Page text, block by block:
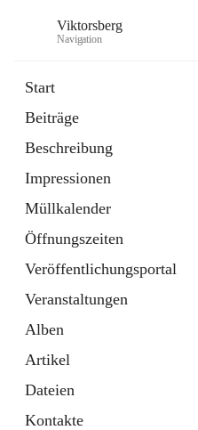
Viktorsberg
Navigation
Start
Beiträge
Beschreibung
Impressionen
Müllkalender
Öffnungszeiten
Veröffentlichungsportal
Veranstaltungen
Alben
Artikel
Dateien
Kontakte